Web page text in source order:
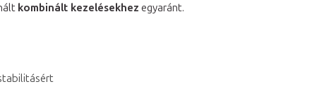
kombinált kezelésekhez egyaránt.